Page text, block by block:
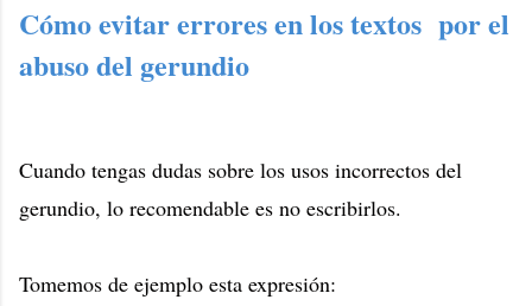
Cómo evitar errores en los textos por el
abuso del gerundio
Cuando tengas dudas sobre los usos incorrectos del
gerundio, lo recomendable es no escribirlos.
Tomemos de ejemplo esta expresión: